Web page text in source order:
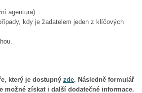
agentura)
kdy je žadatelem jeden z klíčových
který je dostupný zde. Následně formulář
možné získat i další dodatečné informace.